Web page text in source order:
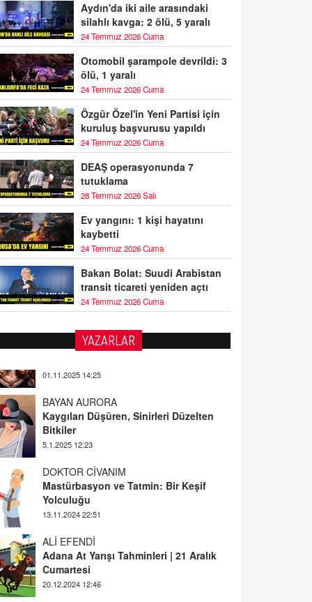
Aydın'da iki aile arasındaki
silahlı kavga: 2 ölü, 5 yaralı
24 Temmuz 2026 Cuma
Otomobil şarampole devrildi: 3
ölü, 1 yaralı
24 Temmuz 2026 Cuma
Özgür Özel'in Yeni Partisi için
kuruluş başvurusu yapıldı
24 Temmuz 2026 Cuma
DEAŞ operasyonunda 7
tutuklama
28 Temmuz 2026 Salı
Ev yangını: 1 kişi hayatını
kaybetti
24 Temmuz 2026 Cuma
Bakan Bolat: Suudi Arabistan
transit ticareti yeniden açtı
24 Temmuz 2026 Cuma
YAZARLAR
BAYAN AURORA
Bitkiler
5.1.2025 12:23
DOKTOR CİVANIM
Yolculuğu
13.11.2024 22:51
ALİ EFENDİ
Cumartesi
20.12.2024 12:46
TUTKUNUN PERİSİ